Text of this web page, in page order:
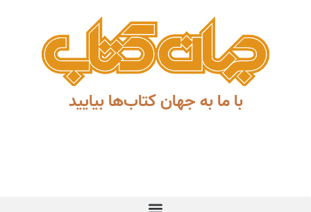
با ما به جهان کتاب‌ها بیایید